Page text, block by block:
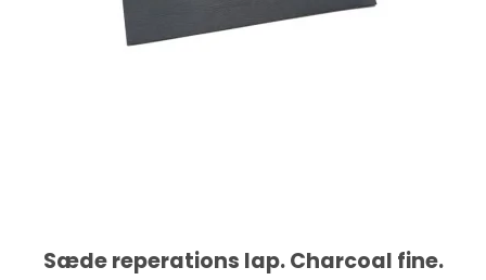
Sæde reperations lap. Charcoal fine.